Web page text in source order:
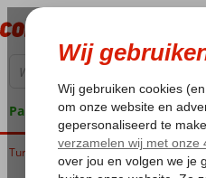
Pakketgarantie
Home Egeische kust Sarigerme Fly &